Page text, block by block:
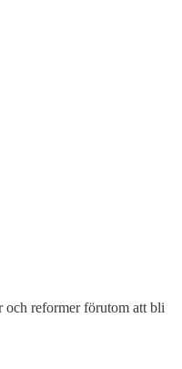
och reformer förutom att bli